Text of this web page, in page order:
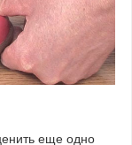
еще одно